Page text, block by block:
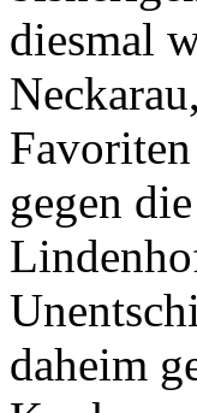
diesmal
gegen
daheim